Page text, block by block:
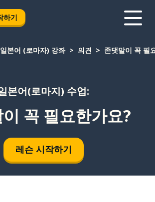
하기
일본어 (로마자) 강좌 의견 존댓말이 꼭 필
본어(로마지) 수업:
꼭 필요한가요?
레슨 시작하기